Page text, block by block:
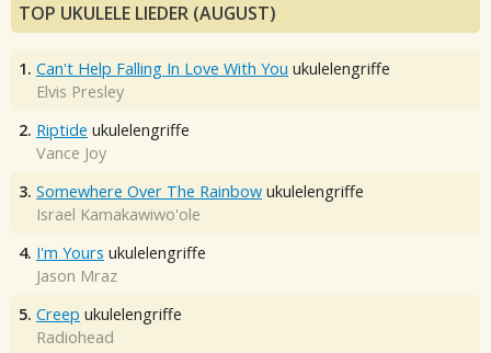
TOP UKULELE LIEDER (AUGUST)
1. Can't Help Falling In Love With You ukulelengriffe
Elvis Presley
2. Riptide ukulelengriffe
Vance Joy
3. Somewhere Over The Rainbow ukulelengriffe
Israel Kamakawiwo'ole
4. I'm Yours ukulelengriffe
Jason Mraz
5. Creep ukulelengriffe
Radiohead